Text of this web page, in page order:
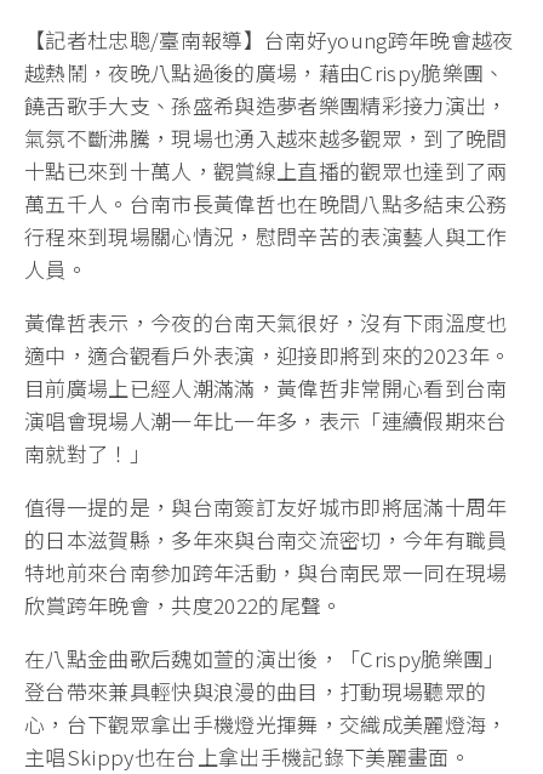
【記者杜忠聰/臺南報導】台南好young跨年晚會越夜
越熱鬧，夜晚八點過後的廣場，藉由Crispy脆樂團、
饒舌歌手大支、孫盛希與造夢者樂團精彩接力演出，
氣氛不斷沸騰，現場也湧入越來越多觀眾，到了晚間
十點已來到十萬人，觀賞線上直播的觀眾也達到了兩
萬五千人。台南市長黃偉哲也在晚間八點多結束公務
行程來到現場關心情況，慰問辛苦的表演藝人與工作
人員。
黃偉哲表示，今夜的台南天氣很好，沒有下雨溫度也
適中，適合觀看戶外表演，迎接即將到來的2023年。
目前廣場上已經人潮滿滿，黃偉哲非常開心看到台南
演唱會現場人潮一年比一年多，表示「連續假期來台
南就對了！」
值得一提的是，與台南簽訂友好城市即將屆滿十周年
的日本滋賀縣，多年來與台南交流密切，今年有職員
特地前來台南參加跨年活動，與台南民眾一同在現場
欣賞跨年晚會，共度2022的尾聲。
在八點金曲歌后魏如萱的演出後，「Crispy脆樂團」
登台帶來兼具輕快與浪漫的曲目，打動現場聽眾的
心，台下觀眾拿出手機燈光揮舞，交織成美麗燈海，
主唱Skippy也在台上拿出手機記錄下美麗畫面。